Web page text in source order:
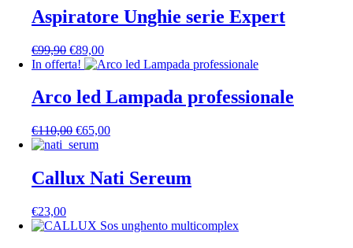
Aspiratore Unghie serie Expert
€99,90 Il
prezzo
era:
€99,90.
€89,00Il
prezzo
è:
€89,00.
In offerta!
Arco led Lampada professionale
€110,00 Il
prezzo
era:
€110,00.
€65,00Il
è:
€65,00.
Callux Nati Sereum
€23,00